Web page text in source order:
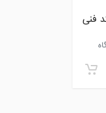
فنی